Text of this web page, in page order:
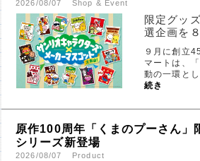
2026/08/07 Shop & Event
限定グッ
選企画を
９月に創立
マートは、
動の一環と
続き
原作100周年「くまのプーさん」
シリーズ新登場
2026/08/07 Product